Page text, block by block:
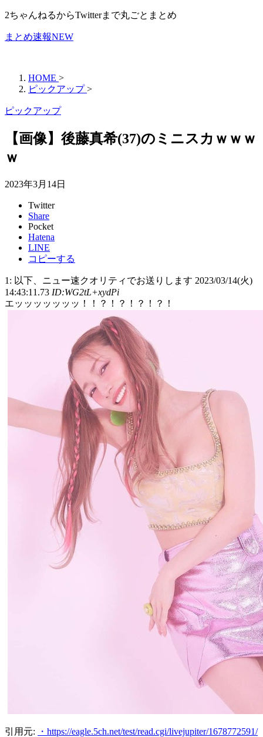
2ちゃんねるからTwitterまで丸ごとまとめ
まとめ速報NEW
HOME >
ピックアップ >
ピックアップ
【画像】後藤真希(37)のミニスカｗｗｗ
ｗ
2023年3月14日
Twitter
Share
Pocket
Hatena
LINE
コピーする
1: 以下、ニュー速クオリティでお送りします 2023/03/14(火)
14:43:11.73 ID:WG2tL+xydPi
エッッッッッッッ！！？！？！？！？！
引用元: ・https://eagle.5ch.net/test/read.cgi/livejupiter/1678772591/